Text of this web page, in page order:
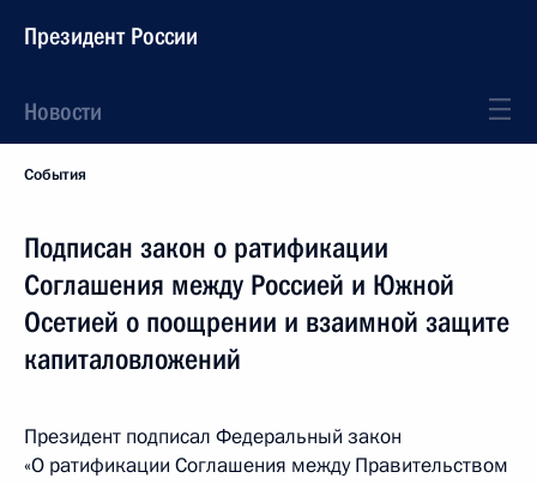
Президент России
Новости
События
Подписан закон о ратификации
Соглашения между Россией и Южной
Осетией о поощрении и взаимной защите
капиталовложений
Президент подписал Федеральный закон
«О ратификации Соглашения между Правительством